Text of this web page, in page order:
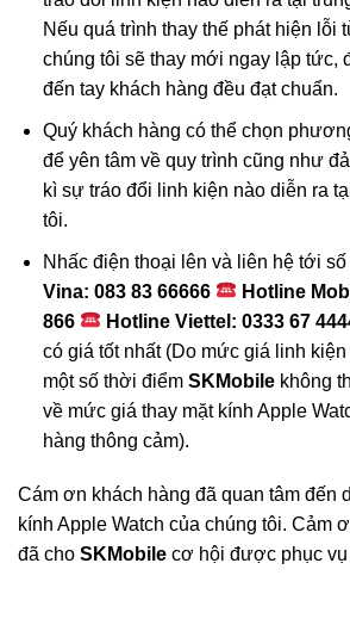
Nếu quá trình thay thế phát hiện lỗi
chúng tôi sẽ thay mới ngay lập tức,
đến tay khách hàng đều đạt chuẩn.
Quý khách hàng có thể chọn
để yên tâm về quy trình cũng như
kì sự tráo đổi linh kiện nào diễn ra
tôi.
Nhấc điện thoại lên và liên hệ tới số
Vina: 083 83 66666
Hotline
866
Hotline Viettel: 0333 67
có giá tốt nhất (Do mức giá linh
một số thời điểm SKMobile không
về mức giá thay mặt kính Apple
hàng thông cảm).
Cám ơn khách hàng đã quan tâm đến
kính Apple Watch của chúng tôi. Cảm
đã cho SKMobile cơ hội được phục vụ